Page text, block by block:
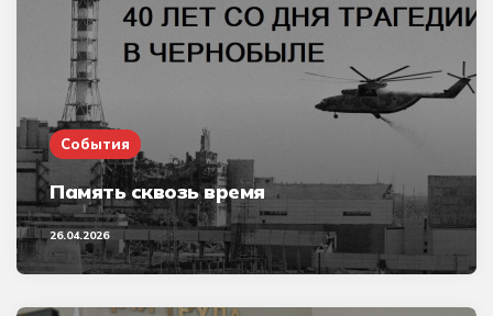
События
Память сквозь время
26.04.2026